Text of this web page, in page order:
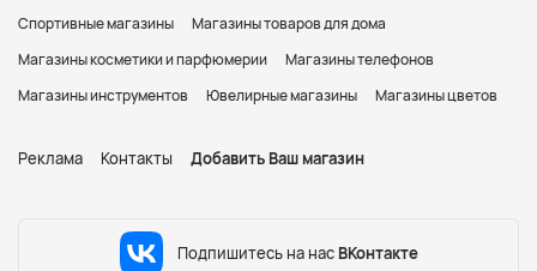
Спортивные магазины
Магазины товаров для дома
Магазины косметики и парфюмерии
Магазины телефонов
Магазины инструментов
Ювелирные магазины Магазины цветов
Реклама Контакты Добавить Ваш магазин
Подпишитесь на нас ВКонтакте